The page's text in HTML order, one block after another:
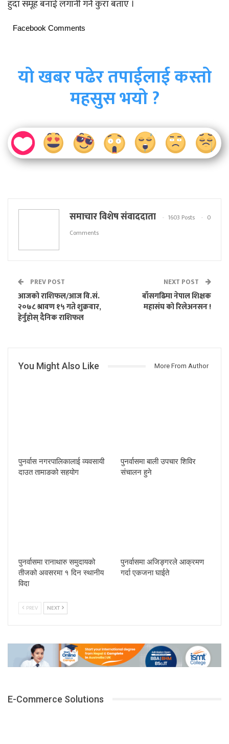
हुदा समूह बनाई लगानी गर्ने कुरा बताए ।
Facebook Comments
यो खबर पढेर तपाईलाई कस्तो
महसुस भयो ?
समाचार विशेष संवाददाता 1603 Posts
0
Comments
PREV POST
आजको राशिफल/आज वि.सं.
२०७८ श्रावण १५ गते शुक्रवार,
हेर्नुहोस् दैनिक राशिफल
NEXT POST
बाँसगढिमा नेपाल शिक्षक
महासंघ को रिलेअनसन !
You Might Also Like More From Author
पुनर्वास नगरपालिकालाई व्यवसायी
दाउत तामाङको सहयोग
पुनर्वासमा बाली उपचार शिविर
संचालन हुने
पुनर्वासमा रानाथारु समुदायको
तीजको अवसरमा १ दिन स्थानीय
विदा
पुनर्वासमा अजिङ्गरले आक्रमण
गर्दा एकजना घाईते
PREV NEXT
E-Commerce Solutions